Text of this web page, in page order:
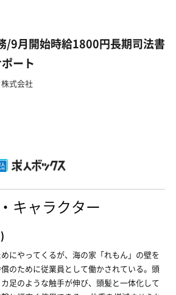
/9月開始時給1800円長期司法書
ート
式会社
キャラクター
にやってくるが、海の家「れもん」の壁を
のために従業員として働かされている。頭
足のような触手が伸び、頭髪と一体化して